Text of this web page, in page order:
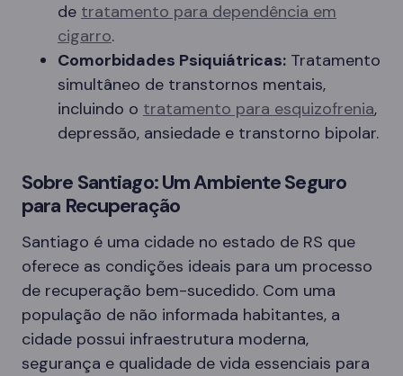
de tratamento para dependência em
cigarro.
Comorbidades Psiquiátricas: Tratamento
simultâneo de transtornos mentais,
incluindo o tratamento para esquizofrenia,
depressão, ansiedade e transtorno bipolar.
Sobre Santiago: Um Ambiente Seguro
para Recuperação
Santiago é uma cidade no estado de RS que
oferece as condições ideais para um processo
de recuperação bem-sucedido. Com uma
população de não informada habitantes, a
cidade possui infraestrutura moderna,
segurança e qualidade de vida essenciais para